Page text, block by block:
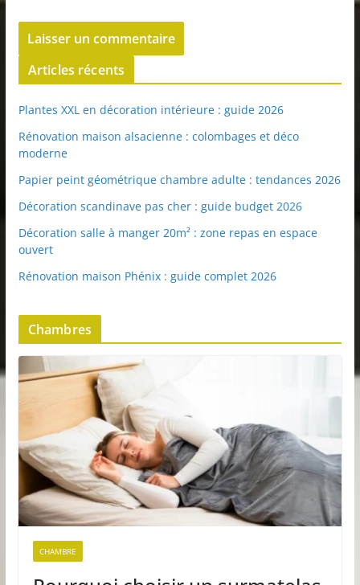
Articles récents
Plantes XXL en décoration intérieure : guide 2026
Rénovation maison alsacienne : colombages et déco
moderne
Papier peint géométrique chambre adulte : tendances 2026
Décoration scandinave pas cher : guide budget 2026
Décoration salle à manger 20m² : zone repas en espace
ouvert
Rénovation maison Phénix : guide complet 2026
Chambres
CHAMBRE